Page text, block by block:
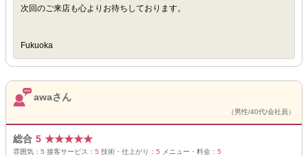
次回のご来店も心よりお待ちしております。
Fukuoka
awaさん
（男性/40代/会社員）
総合 5 ★★★★★
雰囲気： 5 接客サービス： 5 技術・仕上がり： 5 メニュー・料金： 5